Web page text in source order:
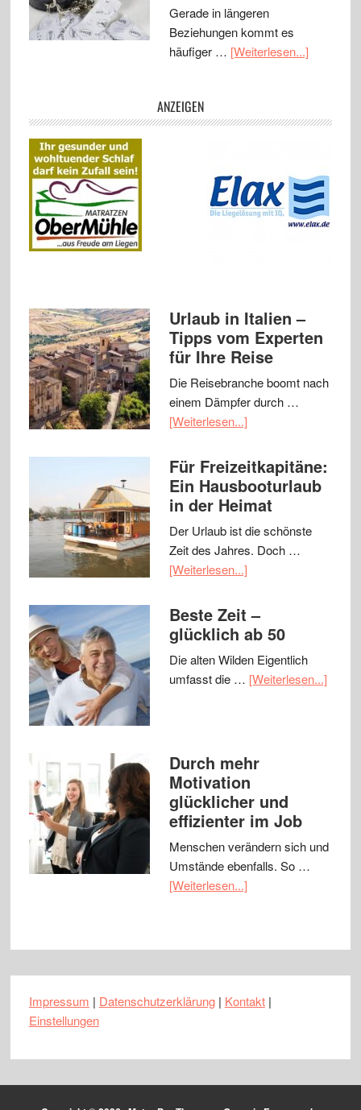
Gerade in längeren
Beziehungen kommt es
häufiger … [Weiterlesen...]
ANZEIGEN
Urlaub in Italien –
Tipps vom Experten
für Ihre Reise
Die Reisebranche boomt nach
einem Dämpfer durch …
[Weiterlesen...]
Für Freizeitkapitäne:
Ein Hausbooturlaub
in der Heimat
Der Urlaub ist die schönste
Zeit des Jahres. Doch …
[Weiterlesen...]
Beste Zeit –
glücklich ab 50
Die alten Wilden Eigentlich
umfasst die … [Weiterlesen...]
Durch mehr
Motivation
glücklicher und
effizienter im Job
Menschen verändern sich und
Umstände ebenfalls. So …
[Weiterlesen...]
Impressum | Datenschutzerklärung| Kontakt|
Einstellungen